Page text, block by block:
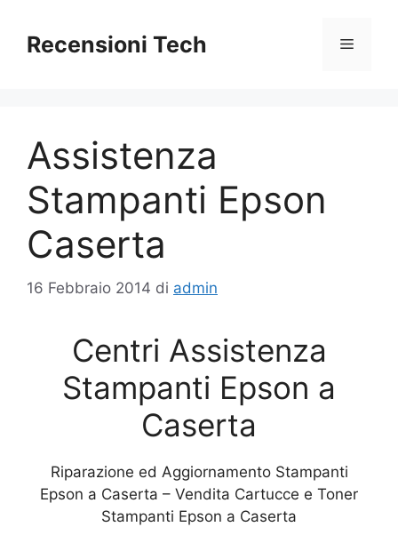
contenuto
Recensioni Tech Menu
Assistenza
Stampanti Epson
Caserta
16 Febbraio 2014 di admin
Centri Assistenza
Stampanti Epson a
Caserta
Riparazione ed Aggiornamento Stampanti
Epson a Caserta – Vendita Cartucce e Toner
Stampanti Epson a Caserta